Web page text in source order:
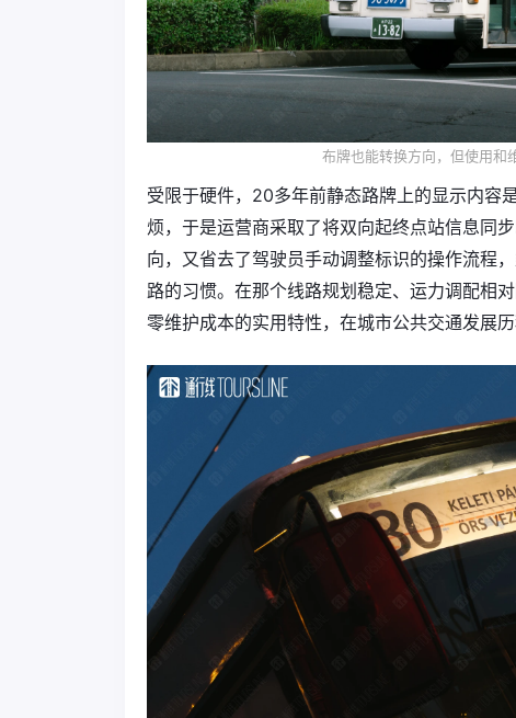
布牌也能转换方向，但使用和
受限于硬件，20多年前静态路牌上的显示内容
烦，于是运营商采取了将双向起终点站信息同
向，又省去了驾驶员手动调整标识的操作流程
路的习惯。在那个线路规划稳定、运力调配相
零维护成本的实用特性，在城市公共交通发展